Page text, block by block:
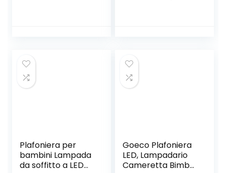
Rotonda Ragazzi
Ragazze Lampada
a Sospensione,
Camera
Letto,Lampadari
Cameretta
Plafoniera per
bambini Lampada
da soffitto a LED
Goeco Plafoniera
LED, Lampadario
Cameretta Bimba